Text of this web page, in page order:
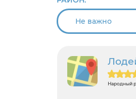
Народный